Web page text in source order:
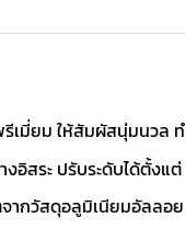
รีเมี่ยม ให้สัมผัสนุ่มนวล
งอิสระ ปรับระดับได้ตั้ง
ากวัสดุอลูมิเนียมอัลลอ